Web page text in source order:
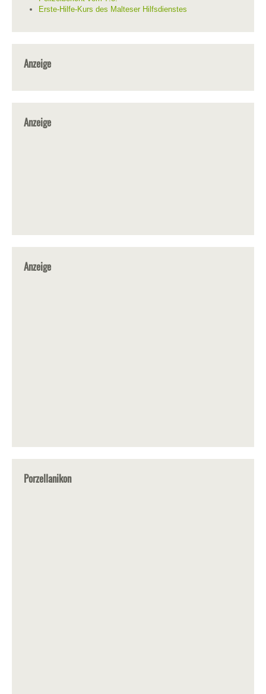
Erste-Hilfe-Kurs des Malteser Hilfsdienstes
Anzeige
Anzeige
Anzeige
Porzellanikon